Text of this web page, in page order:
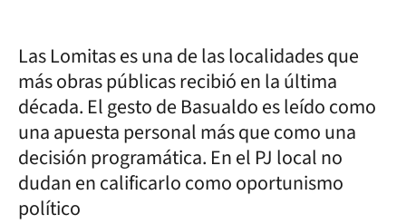
Las Lomitas es una de las localidades que
más obras públicas recibió en la última
década. El gesto de Basualdo es leído como
una apuesta personal más que como una
decisión programática. En el PJ local no
dudan en calificarlo como oportunismo
político